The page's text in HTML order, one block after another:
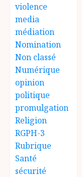
violence
media
médiation
Nomination
Non classé
Numérique
opinion
politique
promulgation
Religion
RGPH-3
Rubrique
Santé
sécurité